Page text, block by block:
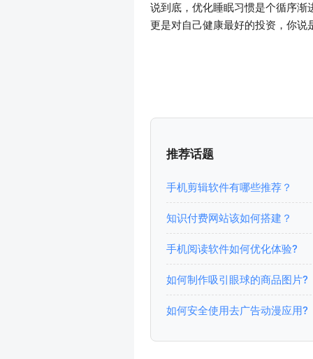
说到底，优化睡眠习惯是个循序
更是对自己健康最好的投资，你说
推荐话题
手机剪辑软件有哪些推荐？
知识付费网站该如何搭建？
手机阅读软件如何优化体验?
如何制作吸引眼球的商品图片?
如何安全使用去广告动漫应用?